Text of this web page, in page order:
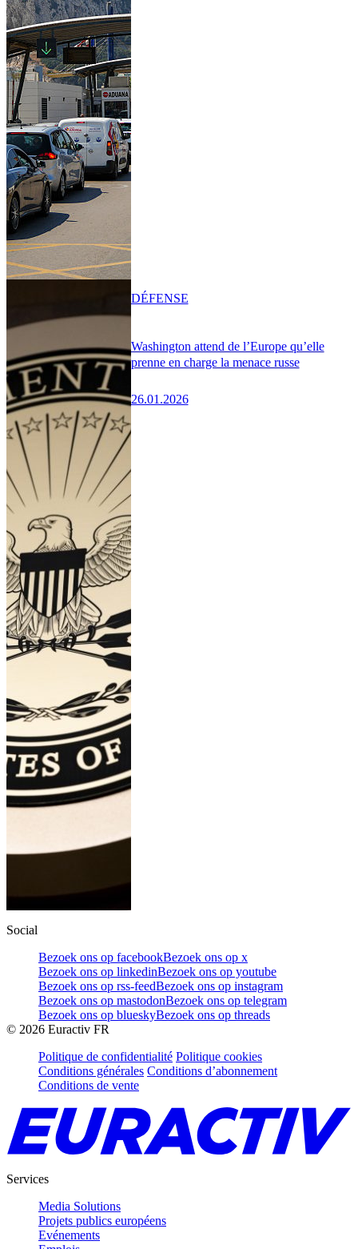
Washington attend de l’Europe qu’elle
prenne en charge la menace russe
26.01.2026
DÉFENSE
Social
Bezoek ons op facebookBezoek ons op x
Bezoek ons op linkedinBezoek ons op youtube
Bezoek ons op rss-feedBezoek ons op instagram
Bezoek ons op mastodonBezoek ons op telegram
Bezoek ons op blueskyBezoek ons op threads
© 2026 Euractiv FR
Politique de confidentialité Politique cookies
Conditions générales Conditions d’abonnement
Conditions de vente
Services
Media Solutions
Projets publics européens
Evénements